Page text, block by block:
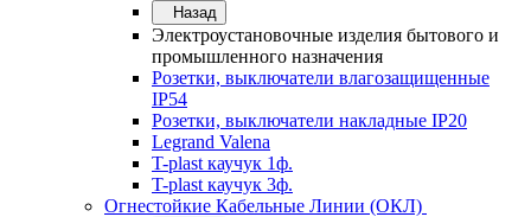
Назад
Электроустановочные изделия бытового и
промышленного назначения
Розетки, выключатели влагозащищенные
IP54
Розетки, выключатели накладные IP20
Legrand Valena
T-plast каучук 1ф.
T-plast каучук 3ф.
Огнестойкие Кабельные Линии (ОКЛ)